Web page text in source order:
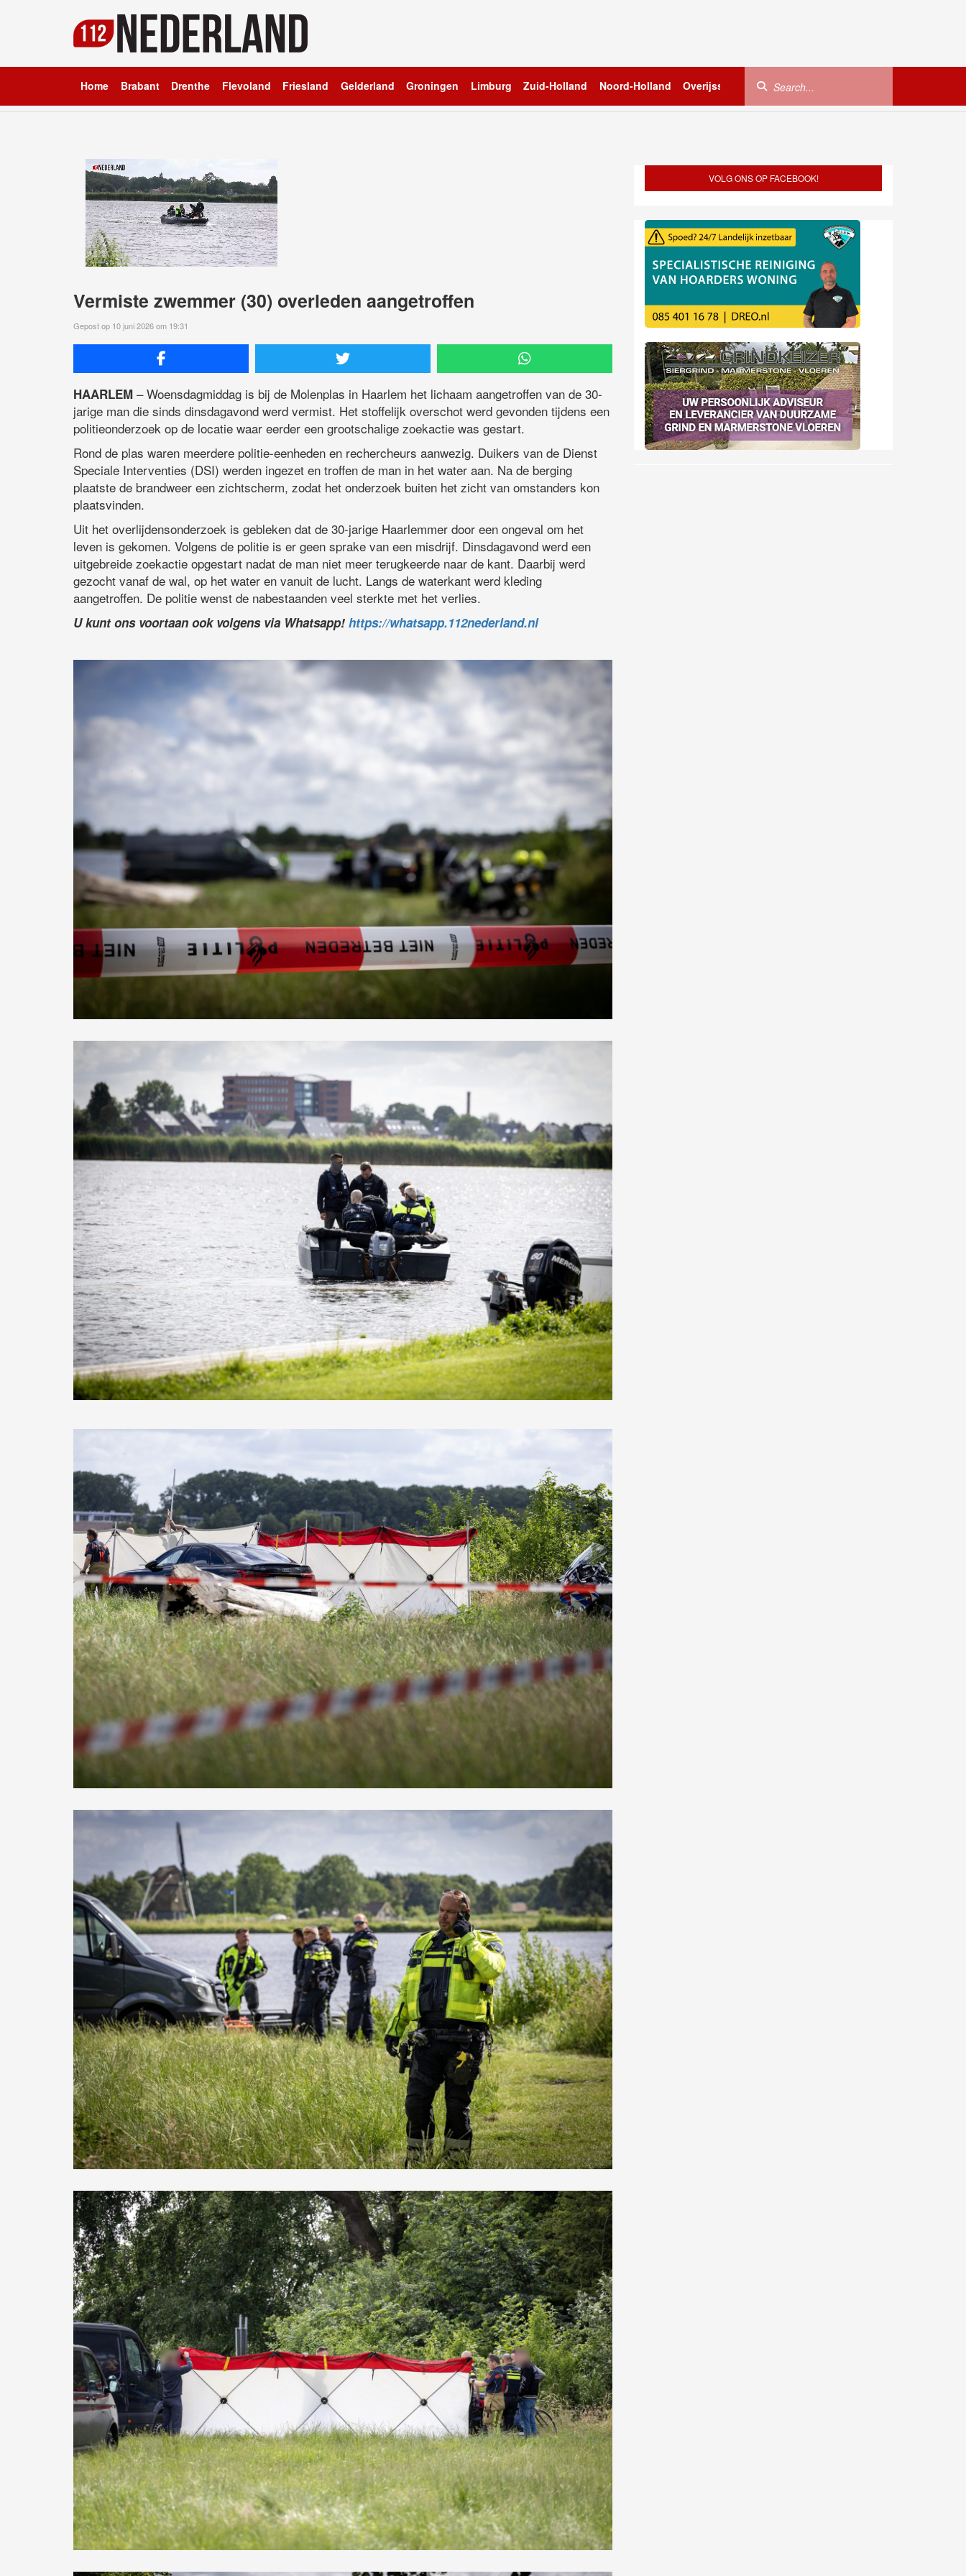
Home Brabant Drenthe Flevoland Friesland Gelderland Groningen Limburg Zuid-Holland Noord-Holland Overijssel Utrecht Zeeland
Vermiste zwemmer (30) overleden aangetroffen
Gepost op 10 juni 2026 om 19:31
HAARLEM – Woensdagmiddag is bij de Molenplas in Haarlem het lichaam aangetroffen van de 30-
jarige man die sinds dinsdagavond werd vermist. Het stoffelijk overschot werd gevonden tijdens een
politieonderzoek op de locatie waar eerder een grootschalige zoekactie was gestart.
Rond de plas waren meerdere politie-eenheden en rechercheurs aanwezig. Duikers van de Dienst
Speciale Interventies (DSI) werden ingezet en troffen de man in het water aan. Na de berging
plaatste de brandweer een zichtscherm, zodat het onderzoek buiten het zicht van omstanders kon
plaatsvinden.
Uit het overlijdensonderzoek is gebleken dat de 30-jarige Haarlemmer door een ongeval om het
leven is gekomen. Volgens de politie is er geen sprake van een misdrijf. Dinsdagavond werd een
uitgebreide zoekactie opgestart nadat de man niet meer terugkeerde naar de kant. Daarbij werd
gezocht vanaf de wal, op het water en vanuit de lucht. Langs de waterkant werd kleding
aangetroffen. De politie wenst de nabestaanden veel sterkte met het verlies.
U kunt ons voortaan ook volgens via Whatsapp! https://whatsapp.112nederland.nl
VOLG ONS OP FACEBOOK!